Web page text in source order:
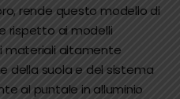
rende questo modello di
rispetto ai modelli
materiali altamente
della suola e del sistema
al puntale in alluminio